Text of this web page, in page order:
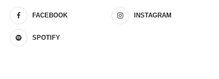
FACEBOOK INSTAGRAM
SPOTIFY